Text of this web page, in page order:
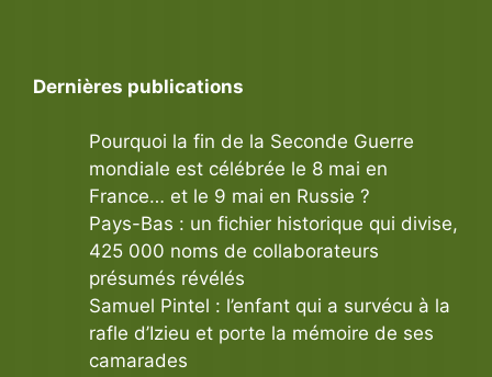
Dernières publications
Pourquoi la fin de la Seconde Guerre
mondiale est célébrée le 8 mai en
France… et le 9 mai en Russie ?
Pays-Bas : un fichier historique qui divise,
425 000 noms de collaborateurs
présumés révélés
Samuel Pintel : l’enfant qui a survécu à la
rafle d’Izieu et porte la mémoire de ses
camarades